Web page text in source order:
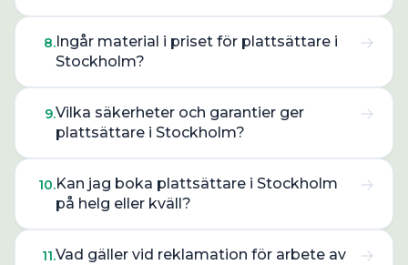
8.Ingår material i priset för plattsättare i
Stockholm?
9.Vilka säkerheter och garantier ger
plattsättare i Stockholm?
10.Kan jag boka plattsättare i Stockholm
på helg eller kväll?
11.Vad gäller vid reklamation för arbete av